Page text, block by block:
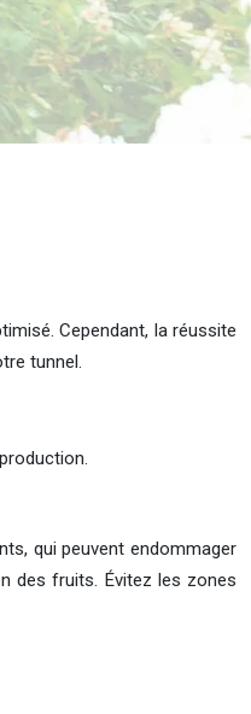
Cependant, la réussite
tunnel.
qui peuvent endommager
des fruits. Évitez les zones